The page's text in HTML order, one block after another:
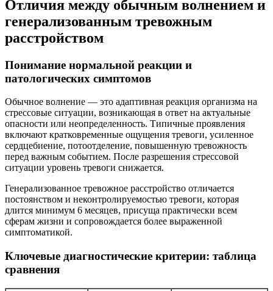
Отличия между обычным волнением и
генерализованным тревожным
расстройством
Понимание нормальной реакции и
патологических симптомов
Обычное волнение — это адаптивная реакция организма на
стрессовые ситуации, возникающая в ответ на актуальные
опасности или неопределенность. Типичные проявления
включают кратковременные ощущения тревоги, усиленное
сердцебиение, потоотделение, повышенную тревожность
перед важным событием. После разрешения стрессовой
ситуации уровень тревоги снижается.
Генерализованное тревожное расстройство отличается
постоянством и неконтролируемостью тревоги, которая
длится минимум 6 месяцев, присуща практически всем
сферам жизни и сопровождается более выраженной
симптоматикой.
Ключевые диагностические критерии: таблица
сравнения